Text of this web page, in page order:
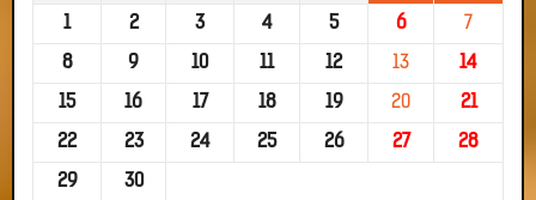
1 2 3 4 5 6 7
8 9 10 11 12 13 14
15 16 17 18 19 20 21
22 23 24 25 26 27 28
29 30